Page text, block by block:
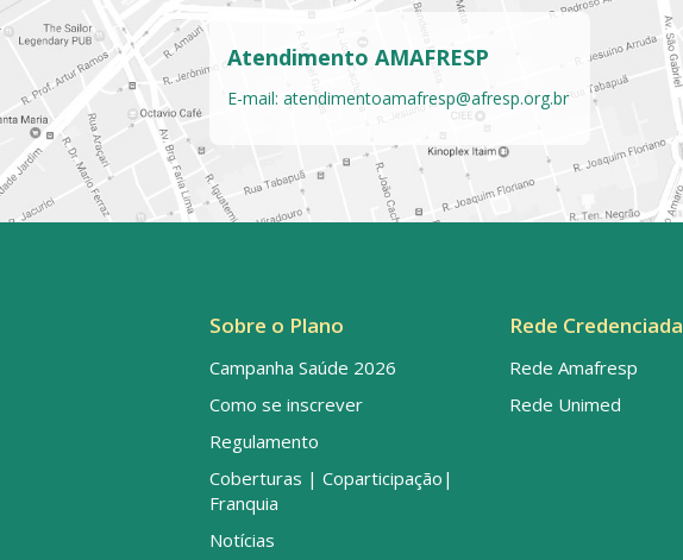
Atendimento AMAFRESP
E-mail: atendimentoamafresp@afresp.org.br
Sobre o Plano
Campanha Saúde 2026
Como se inscrever
Regulamento
Coberturas | Coparticipação|
Franquia
Notícias
Rede Credenciada
Rede Amafresp
Rede Unimed